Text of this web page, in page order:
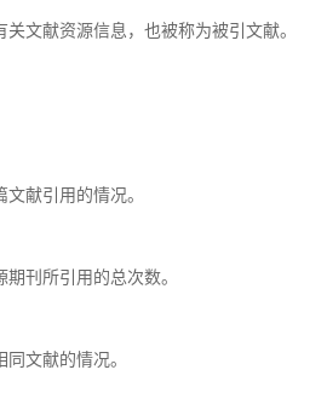
文献资源信息，也被称为被引文献。
献引用的情况。
刊所引用的总次数。
文献的情况。